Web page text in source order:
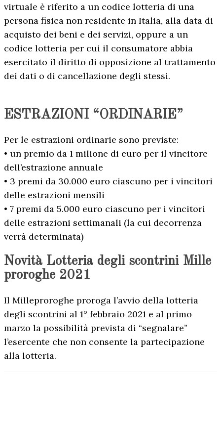
virtuale è riferito a un codice lotteria di una
persona fisica non residente in Italia, alla data di
acquisto dei beni e dei servizi, oppure a un
codice lotteria per cui il consumatore abbia
esercitato il diritto di opposizione al trattamento
dei dati o di cancellazione degli stessi.
ESTRAZIONI “ORDINARIE”
Per le estrazioni ordinarie sono previste:
• un premio da 1 milione di euro per il vincitore
dell’estrazione annuale
• 3 premi da 30.000 euro ciascuno per i vincitori
delle estrazioni mensili
• 7 premi da 5.000 euro ciascuno per i vincitori
delle estrazioni settimanali (la cui decorrenza
verrà determinata)
Novità Lotteria degli scontrini Mille
proroghe 2021
Il Milleproroghe proroga l’avvio della lotteria
degli scontrini al 1° febbraio 2021 e al primo
marzo la possibilità prevista di “segnalare”
l’esercente che non consente la partecipazione
alla lotteria.